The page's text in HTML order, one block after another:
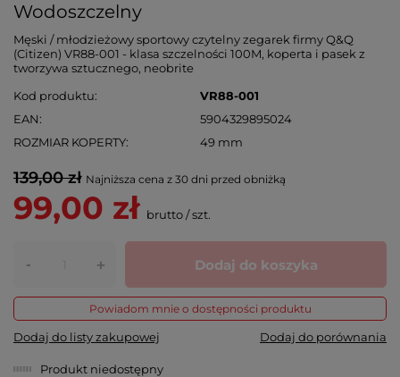
Wodoszczelny
Męski / młodzieżowy sportowy czytelny zegarek firmy Q&Q
(Citizen) VR88-001 - klasa szczelności 100M, koperta i pasek z
tworzywa sztucznego, neobrite
Kod produktu
VR88-001
EAN
5904329895024
ROZMIAR KOPERTY
49 mm
139,00 zł Najniższa cena z 30 dni przed obniżką
99,00 zł brutto/szt.
- + Dodaj do koszyka
Powiadom mnie o dostępności produktu
Dodaj do listy zakupowej Dodaj do porównania
Produkt niedostępny